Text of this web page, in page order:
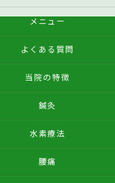
メニュー
よくある質問
当院の特徴
鍼灸
水素療法
腰痛